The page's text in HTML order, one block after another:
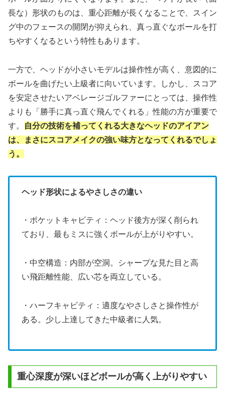
長な）形状のものは、重心距離が長くなることで、スイン
グ中のフェースの開閉が抑えられ、真っ直ぐなボールを打
ちやすくなるという特性もあります。
一方で、ヘッドが小さいモデルは操作性が高く、意図的に
ボールを曲げたい上級者に向いています。しかし、スコア
を安定させたいアベレージゴルファーにとっては、操作性
よりも「勝手に真っ直ぐ飛んでくれる」性能の方が重要で
す。
自分の技術を補ってくれる大きなヘッドのアイアン
は、まさにスコアメイクの強い味方となってくれるでしょ
う。
ヘッド形状によるやさしさの違い
・ポケットキャビティ：ヘッド後方が深く削られ
ており、最もミスに強くボールが上がりやすい。
・中空構造：内部が空洞。シャープな見た目と高
い飛距離性能、広い芯を両立している。
・ハーフキャビティ：適度なやさしさと操作性が
ある。少し上達してきた中級者に人気。
重心深度が深いほどボールが高く上がりやすい